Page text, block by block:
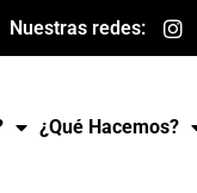
Nuestras redes:
¿Qué Hacemos?